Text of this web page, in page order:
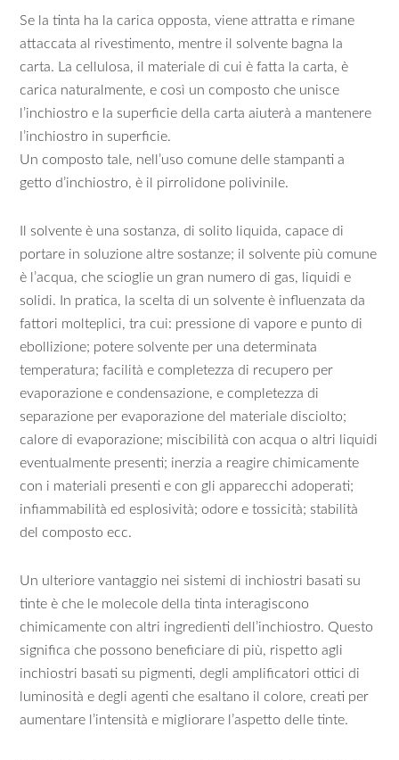
Se la tinta ha la carica opposta, viene attratta e rimane
attaccata al rivestimento, mentre il solvente bagna la
carta. La cellulosa, il materiale di cui è fatta la carta, è
carica naturalmente, e così un composto che unisce
l’inchiostro e la superficie della carta aiuterà a mantenere
l’inchiostro in superficie.
Un composto tale, nell’uso comune delle stampanti a
getto d’inchiostro, è il pirrolidone polivinile.
Il solvente è una sostanza, di solito liquida, capace di
portare in soluzione altre sostanze; il solvente più comune
è l’acqua, che scioglie un gran numero di gas, liquidi e
solidi. In pratica, la scelta di un solvente è influenzata da
fattori molteplici, tra cui: pressione di vapore e punto di
ebollizione; potere solvente per una determinata
temperatura; facilità e completezza di recupero per
evaporazione e condensazione, e completezza di
separazione per evaporazione del materiale disciolto;
calore di evaporazione; miscibilità con acqua o altri liquidi
eventualmente presenti; inerzia a reagire chimicamente
con i materiali presenti e con gli apparecchi adoperati;
infiammabilità ed esplosività; odore e tossicità; stabilità
del composto ecc.
Un ulteriore vantaggio nei sistemi di inchiostri basati su
tinte è che le molecole della tinta interagiscono
chimicamente con altri ingredienti dell’inchiostro. Questo
significa che possono beneficiare di più, rispetto agli
inchiostri basati su pigmenti, degli amplificatori ottici di
luminosità e degli agenti che esaltano il colore, creati per
aumentare l’intensità e migliorare l’aspetto delle tinte.